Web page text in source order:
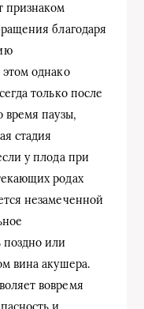
признаком
благодаря
однако
только после
время паузы,
стадия
у плода при
родах
незамеченной
поздно или
вина акушера.
вовремя